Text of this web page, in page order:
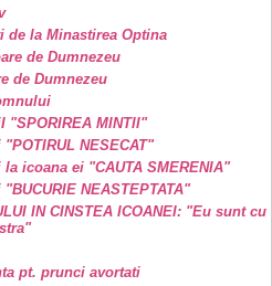
de la Minastirea Optina
de Dumnezeu
de Dumnezeu
"SPORIREA MINTII"
NESECAT"
icoana ei "CAUTA SMERENIA"
NEASTEPTATA"
IN CINSTEA ICOANEI: "Eu sunt cu
pt. prunci avortati